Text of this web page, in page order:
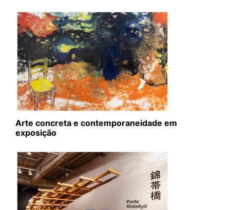
Arte concreta e contemporaneidade em
exposição